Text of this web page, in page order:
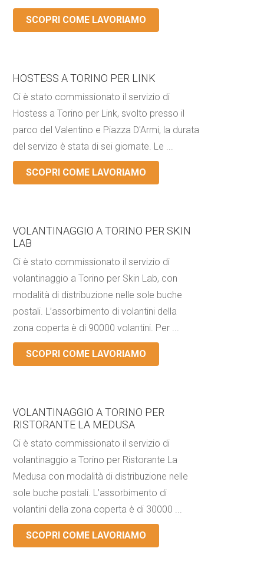
SCOPRI COME LAVORIAMO
HOSTESS A TORINO PER LINK
Ci è stato commissionato il servizio di
Hostess a Torino per Link, svolto presso il
parco del Valentino e Piazza D'Armi, la durata
del servizo è stata di sei giornate. Le ...
SCOPRI COME LAVORIAMO
VOLANTINAGGIO A TORINO PER SKIN
LAB
Ci è stato commissionato il servizio di
volantinaggio a Torino per Skin Lab, con
modalità di distribuzione nelle sole buche
postali. L’assorbimento di volantini della
zona coperta è di 90000 volantini. Per ...
SCOPRI COME LAVORIAMO
VOLANTINAGGIO A TORINO PER
RISTORANTE LA MEDUSA
Ci è stato commissionato il servizio di
volantinaggio a Torino per Ristorante La
Medusa con modalità di distribuzione nelle
sole buche postali. L’assorbimento di
volantini della zona coperta è di 30000 ...
SCOPRI COME LAVORIAMO